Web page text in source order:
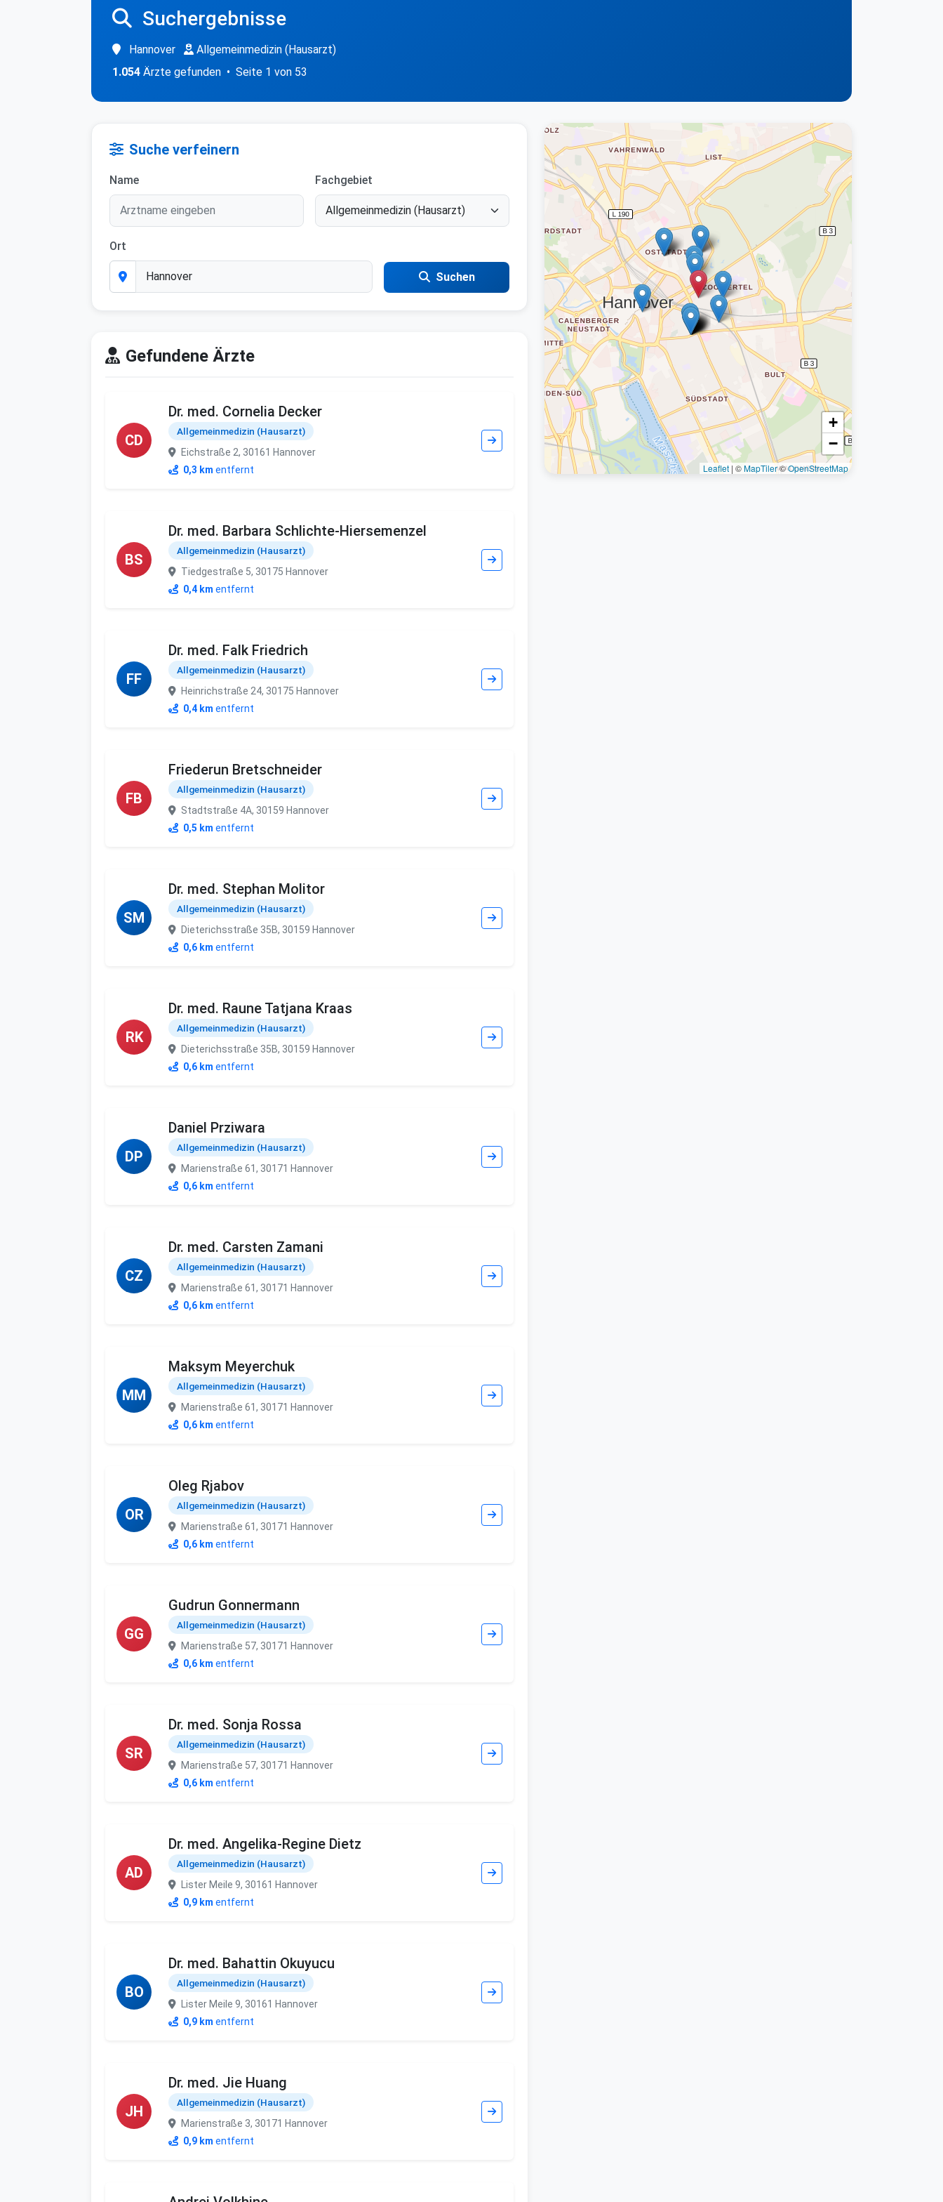
Suchergebnisse
Hannover
Allgemeinmedizin (Hausarzt)
1.054 Ärzte gefunden • Seite 1 von 53
Suche verfeinern
Name Fachgebiet
Ort
Suchen
Gefundene Ärzte
CD
Dr. med. Cornelia Decker
Allgemeinmedizin (Hausarzt)
Eichstraße 2, 30161 Hannover
0,3 km entfernt
BS
Dr. med. Barbara Schlichte-Hiersemenzel
Allgemeinmedizin (Hausarzt)
Tiedgestraße 5, 30175 Hannover
0,4 km entfernt
FF
Dr. med. Falk Friedrich
Allgemeinmedizin (Hausarzt)
Heinrichstraße 24, 30175 Hannover
0,4 km entfernt
FB
Friederun Bretschneider
Allgemeinmedizin (Hausarzt)
Stadtstraße 4A, 30159 Hannover
0,5 km entfernt
SM
Dr. med. Stephan Molitor
Allgemeinmedizin (Hausarzt)
Dieterichsstraße 35B, 30159 Hannover
0,6 km entfernt
RK
Dr. med. Raune Tatjana Kraas
Allgemeinmedizin (Hausarzt)
Dieterichsstraße 35B, 30159 Hannover
0,6 km entfernt
DP
Daniel Prziwara
Allgemeinmedizin (Hausarzt)
Marienstraße 61, 30171 Hannover
0,6 km entfernt
CZ
Dr. med. Carsten Zamani
Allgemeinmedizin (Hausarzt)
Marienstraße 61, 30171 Hannover
0,6 km entfernt
MM
Maksym Meyerchuk
Allgemeinmedizin (Hausarzt)
Marienstraße 61, 30171 Hannover
0,6 km entfernt
OR
Oleg Rjabov
Allgemeinmedizin (Hausarzt)
Marienstraße 61, 30171 Hannover
0,6 km entfernt
GG
Gudrun Gonnermann
Allgemeinmedizin (Hausarzt)
Marienstraße 57, 30171 Hannover
0,6 km entfernt
SR
Dr. med. Sonja Rossa
Allgemeinmedizin (Hausarzt)
Marienstraße 57, 30171 Hannover
0,6 km entfernt
AD
Dr. med. Angelika-Regine Dietz
Allgemeinmedizin (Hausarzt)
Lister Meile 9, 30161 Hannover
0,9 km entfernt
BO
Dr. med. Bahattin Okuyucu
Allgemeinmedizin (Hausarzt)
Lister Meile 9, 30161 Hannover
0,9 km entfernt
JH
Dr. med. Jie Huang
Allgemeinmedizin (Hausarzt)
Marienstraße 3, 30171 Hannover
0,9 km entfernt
+
−
Leaflet | ©MapTiler©OpenStreetMap